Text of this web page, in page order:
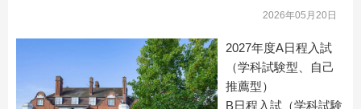
2026年05月20日
2027年度A日程入試
（学科試験型、自己
推薦型）
B日程入試（学科試験